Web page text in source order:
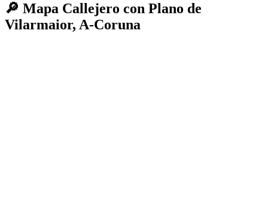
🔎 Mapa Callejero con Plano de
Vilarmaior, A-Coruna